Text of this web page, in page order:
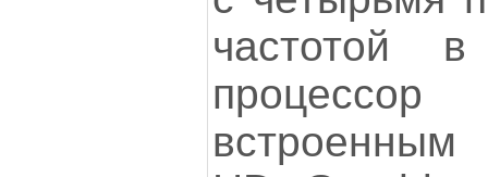
частотой
процессор